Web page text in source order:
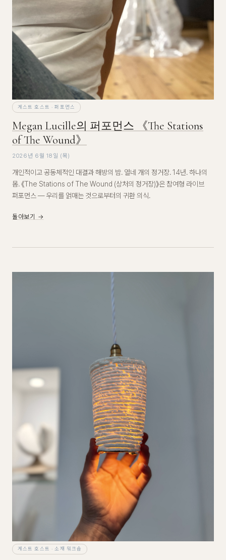
게스트 호스트 · 퍼포먼스
Megan Lucille의 퍼포먼스 《The Stations
of The Wound》
2026년 6월 18일 (목)
개인적이고 공동체적인 대결과 해방의 밤. 열네 개의 정거장. 14년. 하나의
몸. 《The Stations of The Wound (상처의 정거장)》은 참여형 라이브
퍼포먼스 — 우리를 얽매는 것으로부터의 귀환 의식.
돌아보기 →
게스트 호스트 · 소재 워크숍